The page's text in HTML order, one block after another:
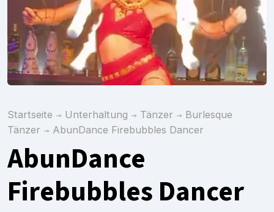
Startseite Unterhaltung Tänzer
Burlesque
Tänzer
AbunDance Firebubbles Dancer
AbunDance
Firebubbles Dancer